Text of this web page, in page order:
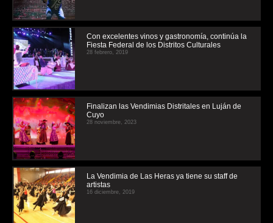
Con excelentes vinos y gastronomía, continúa la
Fiesta Federal de los Distritos Culturales
28 febrero, 2019
Finalizan las Vendimias Distritales en Luján de
Cuyo
28 noviembre, 2023
La Vendimia de Las Heras ya tiene su staff de
artistas
16 diciembre, 2019